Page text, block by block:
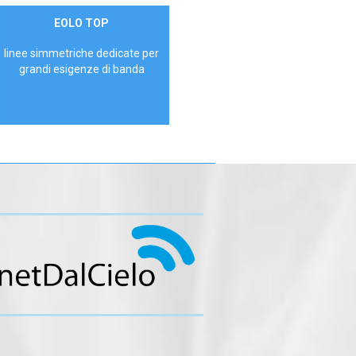
ContattaciEOLO TOP
linee simmetriche dedicate per
grandi esigenze di banda